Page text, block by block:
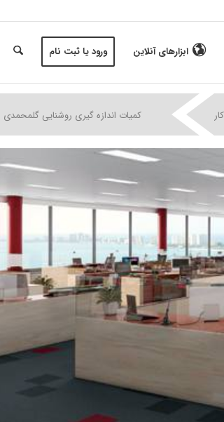
ابزارهای آنلاین ورود یا ثبت نام
| کمیات اندازه گیری روشنایی گلمحمدی